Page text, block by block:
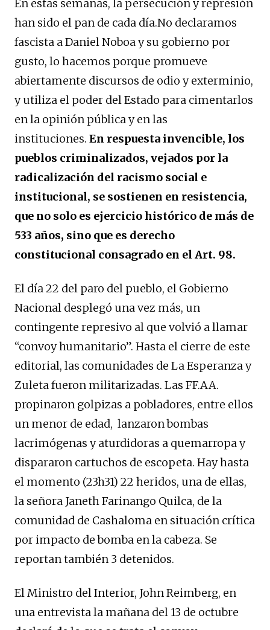
En estas semanas, la persecución y represión
han sido el pan de cada día.No declaramos
fascista a Daniel Noboa y su gobierno por
gusto, lo hacemos porque promueve
abiertamente discursos de odio y exterminio,
y utiliza el poder del Estado para cimentarlos
en la opinión pública y en las
instituciones. En respuesta invencible, los
pueblos criminalizados, vejados por la
radicalización del racismo social e
institucional, se sostienen en resistencia,
que no solo es ejercicio histórico de más de
533 años, sino que es derecho
constitucional consagrado en el Art. 98.
El día 22 del paro del pueblo, el Gobierno
Nacional desplegó una vez más, un
contingente represivo al que volvió a llamar
“convoy humanitario”. Hasta el cierre de este
editorial, las comunidades de La Esperanza y
Zuleta fueron militarizadas. Las FF.AA.
propinaron golpizas a pobladores, entre ellos
un menor de edad, lanzaron bombas
lacrimógenas y aturdidoras a quemarropa y
dispararon cartuchos de escopeta. Hay hasta
el momento (23h31) 22 heridos, una de ellas,
la señora Janeth Farinango Quilca, de la
comunidad de Cashaloma en situación crítica
por impacto de bomba en la cabeza. Se
reportan también 3 detenidos.
El Ministro del Interior, John Reimberg, en
una entrevista la mañana del 13 de octubre